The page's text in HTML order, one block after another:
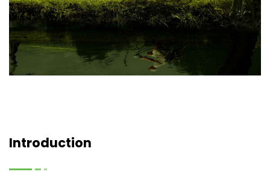
Introduction